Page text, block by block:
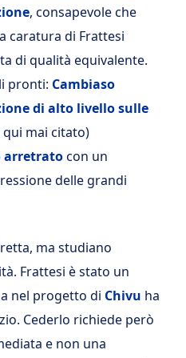
, consapevole che
caratura di Frattesi
di qualità equivalente.
pronti: Cambiaso
di alto livello sulle
mai citato)
arretratocon un
delle grandi
ma studiano
Frattesi è stato un
nel progetto di Chivu ha
Cederlo richiede però
e non una